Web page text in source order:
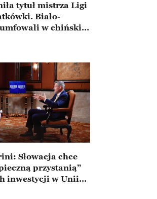
tytuł mistrza Ligi
Biało-
w chińskim
Słowacja chce
przystanią”
inwestycji w Unii